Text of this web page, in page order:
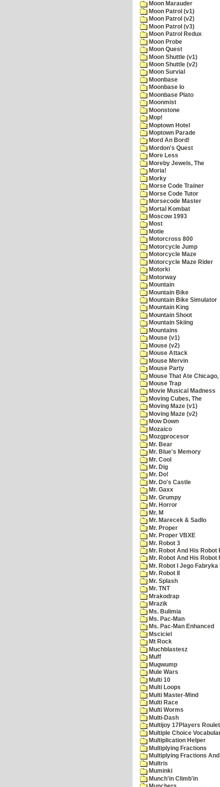
Moon Marauder
Moon Patrol (v1)
Moon Patrol (v2)
Moon Patrol (v3)
Moon Patrol Redux
Moon Probe
Moon Quest
Moon Shuttle (v1)
Moon Shuttle (v2)
Moon Survial
Moonbase
Moonbase Io
Moonbase Plato
Moonmist
Moonstone
Mop!
Moptown Hotel
Moptown Parade
Mord An Bord!
Mordon's Quest
More Less
Moreby Jewels, The
Moria!
Morky
Morse Code Trainer
Morse Code Tutor
Morsecode Master
Mortal Kombat
Moscow 1993
Most
Motie
Motorcross 800
Motorcycle Jump
Motorcycle Maze
Motorcycle Maze Rider
Motorki
Motorway
Mountain
Mountain Bike
Mountain Bike Simulator
Mountain King
Mountain Shoot
Mountain Skiing
Mountains
Mouse (v1)
Mouse (v2)
Mouse Attack
Mouse Mervin
Mouse Party
Mouse That Ate Chicago,
Mouse Trap
Movie Musical Madness
Moving Cubes, The
Moving Maze (v1)
Moving Maze (v2)
Mow Down
Mozaico
Mozgprocesor
Mr. Bear
Mr. Blue's Memory
Mr. Cool
Mr. Dig
Mr. Do!
Mr. Do's Castle
Mr. Gaxx
Mr. Grumpy
Mr. Horror
Mr. M
Mr. Marecek & Sadlo
Mr. Proper
Mr. Proper VBXE
Mr. Robot 3
Mr. Robot And His Robot
Mr. Robot And His
Mr. Robot I Jego Fabryka
Mr. Robot II
Mr. Splash
Mr. TNT
Mrakodrap
Mrazik
Ms. Bulimia
Ms. Pac-Man
Ms. Pac-Man Enhanced
Msciciel
Mt Rock
Muchblastesz
Muff
Mugwump
Mule Wars
Multi 10
Multi Loops
Multi Master-Mind
Multi Race
Multi Worms
Multi-Dash
Multijoy 17Players
Multiple Choice
Multiplication Helper
Multiplying Fractions
Multiplying Fractions
Multris
Muminki
Munch'in Climb'in